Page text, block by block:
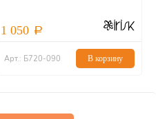
1 050
Арт.: Б720-090 В корзину